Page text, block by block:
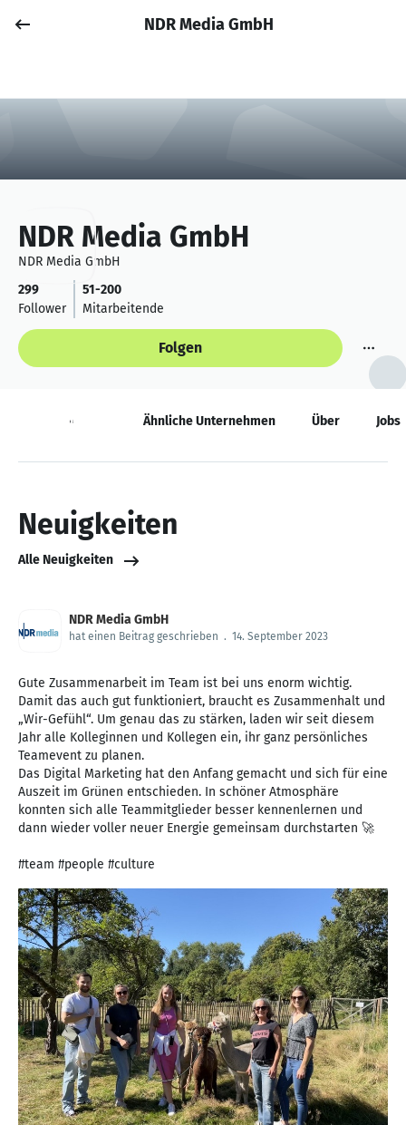
Anmelden
NDR Media GmbH
NDR Media GmbH
NDR Media GmbH
299
Follower
51-200
Mitarbeitende
Folgen
Neuigkeiten Ähnliche Unternehmen Über Jobs
Neuigkeiten
Alle Neuigkeiten
NDR Media GmbH
hat einen Beitrag geschrieben . 14. September 2023
Gute Zusammenarbeit im Team ist bei uns enorm wichtig.
Damit das auch gut funktioniert, braucht es Zusammenhalt und
„Wir-Gefühl“. Um genau das zu stärken, laden wir seit diesem
Jahr alle Kolleginnen und Kollegen ein, ihr ganz persönliches
Teamevent zu planen.
Das Digital Marketing hat den Anfang gemacht und sich für eine
Auszeit im Grünen entschieden. In schöner Atmosphäre
konnten sich alle Teammitglieder besser kennenlernen und
dann wieder voller neuer Energie gemeinsam durchstarten 🚀
#team #people #culture